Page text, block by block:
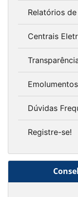
Relatórios
Centrais
Emolumentos
Dúvidas
Registre-se!